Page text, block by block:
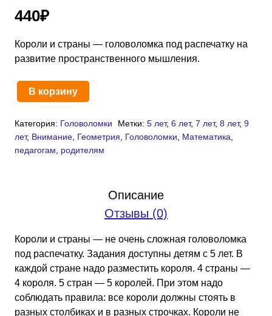
440₽
Короли и страны — головоломка под распечатку на
развитие пространственного мышления.
Количество
Головоломка
«Короли
и
8
лет
В корзину
Категория: Головоломки Метки: 5 лет, 6 лет, 7 лет, 8 лет, 9
лет, Внимание Геометрия Головоломки Математика
педагогам
родителям
Описание
Отзывы (0)
Короли и страны — не очень сложная головоломка
под распечатку. Задания доступны детям с 5 лет. В
каждой стране надо разместить короля. 4 страны —
4 короля. 5 стран — 5 королей. При этом надо
соблюдать правила: все короли должны стоять в
разных столбиках и в разных строчках. Короли не